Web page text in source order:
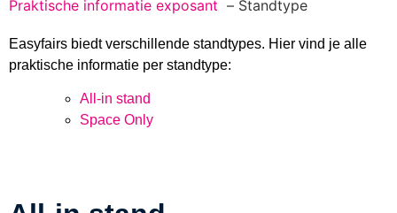
Praktische informatie exposant
Standtype
Easyfairs biedt verschillende standtypes. Hier vind je alle
praktische informatie per standtype:
All-in stand
Space Only